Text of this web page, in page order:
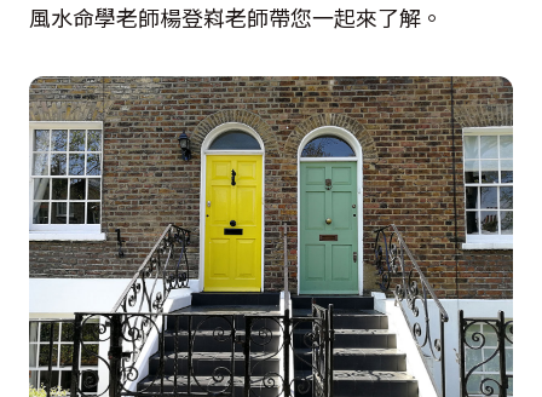
風水命學老師楊登嵙老師帶您一起來了解。